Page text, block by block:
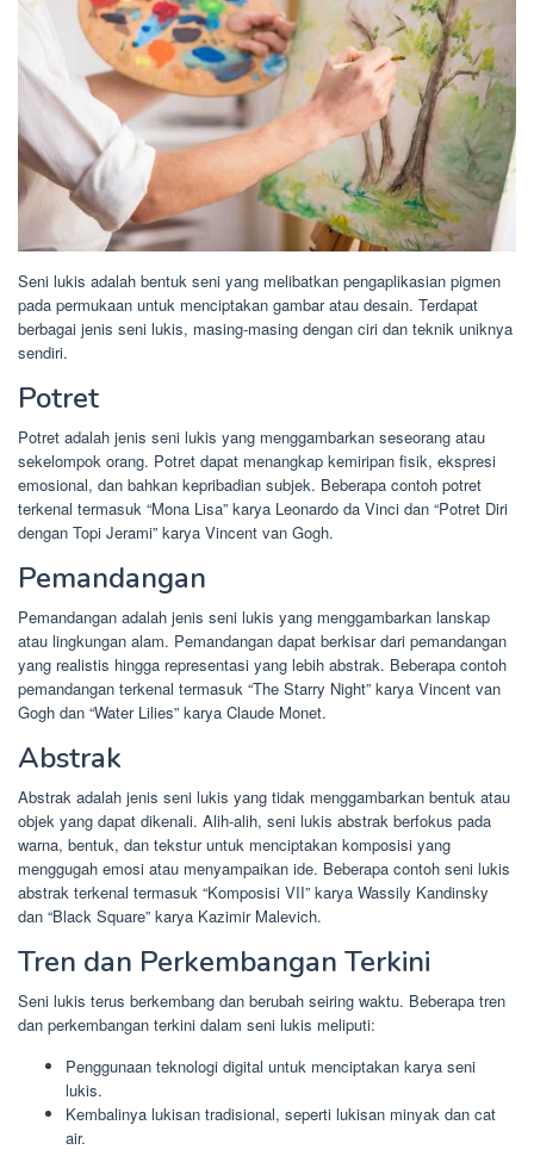
Seni lukis adalah bentuk seni yang melibatkan pengaplikasian pigmen
pada permukaan untuk menciptakan gambar atau desain. Terdapat
berbagai jenis seni lukis, masing-masing dengan ciri dan teknik uniknya
sendiri.
Potret
Potret adalah jenis seni lukis yang menggambarkan seseorang atau
sekelompok orang. Potret dapat menangkap kemiripan fisik, ekspresi
emosional, dan bahkan kepribadian subjek. Beberapa contoh potret
terkenal termasuk “Mona Lisa” karya Leonardo da Vinci dan “Potret Diri
dengan Topi Jerami” karya Vincent van Gogh.
Pemandangan
Pemandangan adalah jenis seni lukis yang menggambarkan lanskap
atau lingkungan alam. Pemandangan dapat berkisar dari pemandangan
yang realistis hingga representasi yang lebih abstrak. Beberapa contoh
pemandangan terkenal termasuk “The Starry Night” karya Vincent van
Gogh dan “Water Lilies” karya Claude Monet.
Abstrak
Abstrak adalah jenis seni lukis yang tidak menggambarkan bentuk atau
objek yang dapat dikenali. Alih-alih, seni lukis abstrak berfokus pada
warna, bentuk, dan tekstur untuk menciptakan komposisi yang
menggugah emosi atau menyampaikan ide. Beberapa contoh seni lukis
abstrak terkenal termasuk “Komposisi VII” karya Wassily Kandinsky
dan “Black Square” karya Kazimir Malevich.
Tren dan Perkembangan Terkini
Seni lukis terus berkembang dan berubah seiring waktu. Beberapa tren
dan perkembangan terkini dalam seni lukis meliputi:
Penggunaan teknologi digital untuk menciptakan karya seni
lukis.
Kembalinya lukisan tradisional, seperti lukisan minyak dan cat
air.